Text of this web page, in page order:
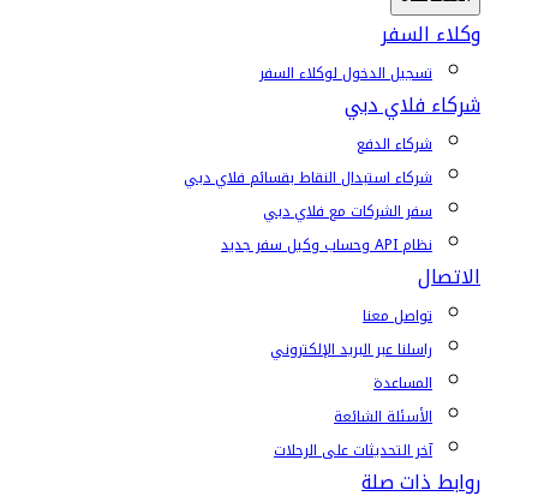
وكلاء السفر
تسجيل الدخول لوكلاء السفر
شركاء فلاي دبي
شركاء الدفع
شركاء استبدال النقاط بقسائم فلاي دبي
سفر الشركات مع فلاي دبي
نظام API وحساب وكيل سفر جديد
الاتصال
تواصل معنا
راسلنا عبر البريد الإلكتروني
المساعدة
الأسئلة الشائعة
آخر التحديثات على الرحلات
روابط ذات صلة